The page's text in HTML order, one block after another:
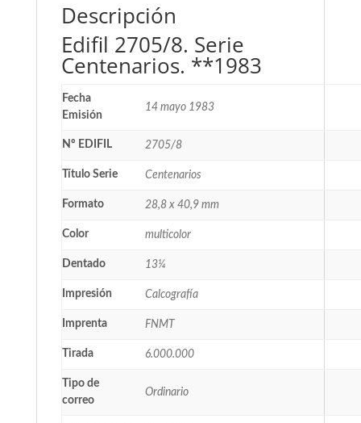
Descripción
Edifil 2705/8. Serie
Centenarios. **1983
Fecha
Emisión
14 mayo 1983
Nº EDIFIL 2705/8
Título Serie Centenarios
Formato 28,8 x 40,9 mm
Color multicolor
Dentado 13¼
Impresión Calcografía
Imprenta FNMT
Tirada 6.000.000
Tipo de
correo
Ordinario